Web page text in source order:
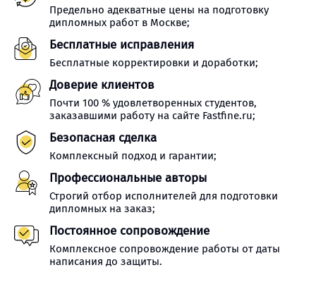
Предельно адекватные цены на подготовку
дипломных работ в Москве;
Бесплатные исправления
Бесплатные корректировки и доработки;
Доверие клиентов
Почти 100 % удовлетворенных студентов,
заказавшими работу на сайте Fastfine.ru;
Безопасная сделка
Комплексный подход и гарантии;
Профессиональные авторы
Строгий отбор исполнителей для подготовки
дипломных на заказ;
Постоянное сопровождение
Комплексное сопровождение работы от даты
написания до защиты.